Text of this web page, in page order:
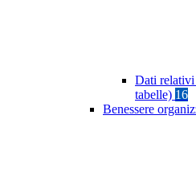
Dati relativi
tabelle) 16
Benessere